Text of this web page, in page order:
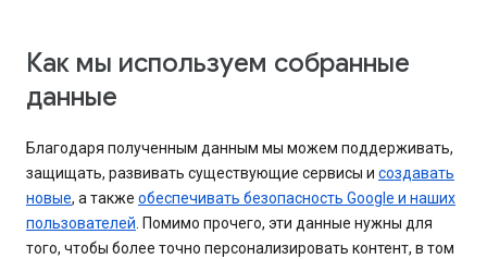
Как мы используем собранные
данные
Благодаря полученным данным мы можем поддерживать,
защищать, развивать существующие сервисы и создавать
новые, а также обеспечивать безопасность Google и наших
пользователей. Помимо прочего, эти данные нужны для
того, чтобы более точно персонализировать контент, в том